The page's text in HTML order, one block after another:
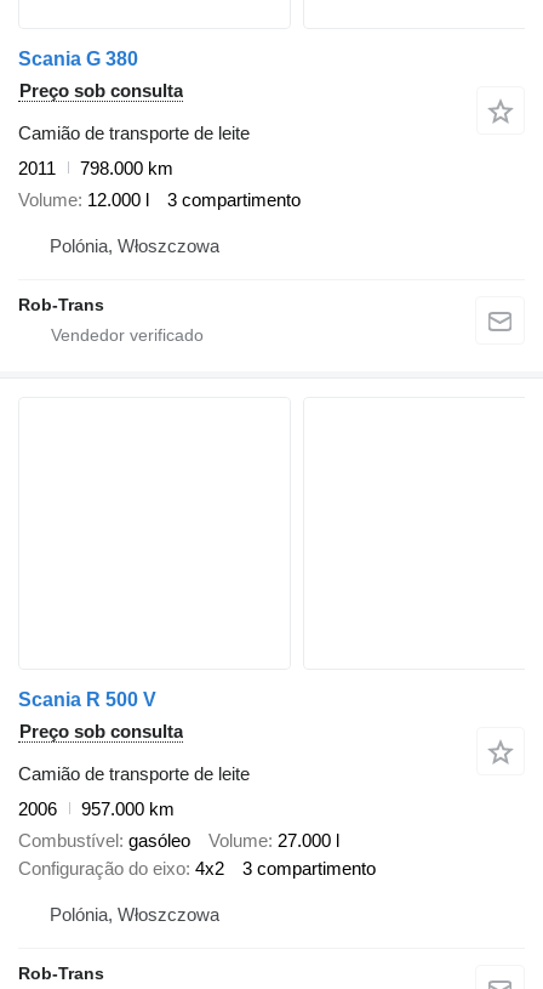
Scania G 380
Preço sob consulta
Camião de transporte de leite
2011
798.000 km
Volume 12.000 l 3 compartimento
Polónia, Włoszczowa
Rob-Trans
Scania R 500 V
Preço sob consulta
Camião de transporte de leite
2006
957.000 km
Combustível gasóleo Volume 27.000 l
Configuração do eixo 4x2 3 compartimento
Polónia, Włoszczowa
Rob-Trans